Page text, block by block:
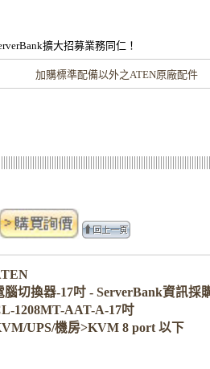
擴大招募業務同仁！
加購標準配備以外之ATEN原廠配件
腦切換器-17吋 - ServerBank資訊採
1208MT-AAT-A-17吋
UPS/機房>KVM 8 port 以下